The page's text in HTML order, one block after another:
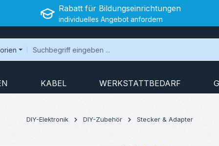
Rabatt für Bildungseinrichtungen
individuelles Angebot anfordern
KABEL WERKSTATTBEDARF
DIY-Elektronik DIY-Zubehör Stecker & Adapter